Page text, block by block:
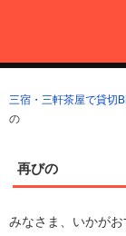
ン
へ
ス
三宿・三軒茶屋で貸
三宿・三軒茶屋A5ラ
トライアングル)
三宿・三軒茶屋で貸切
の
再びの
みなさま、いかが